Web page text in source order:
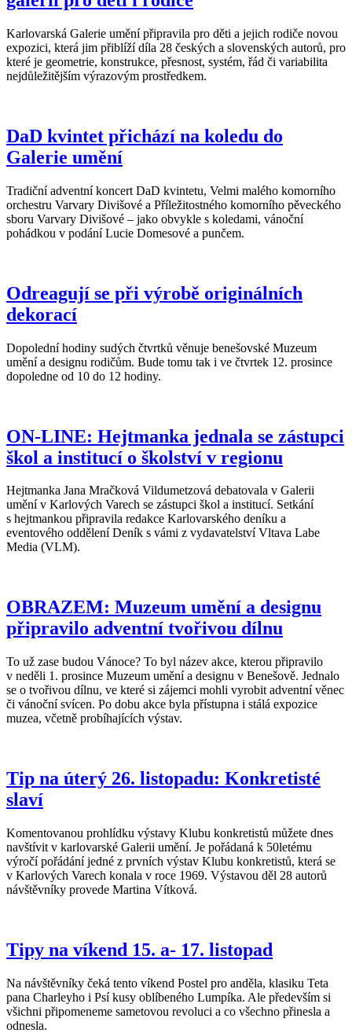
Karlovarská Galerie umění připravila pro děti a jejich rodiče novou
expozici, která jim přiblíží díla 28 českých a slovenských autorů, pro
které je geometrie, konstrukce, přesnost, systém, řád či variabilita
nejdůležitějším výrazovým prostředkem.
DaD kvintet přichází na koledu do
Galerie umění
Tradiční adventní koncert DaD kvintetu, Velmi malého komorního
orchestru Varvary Divišové a Příležitostného komorního pěveckého
sboru Varvary Divišové – jako obvykle s koledami, vánoční
pohádkou v podání Lucie Domesové a punčem.
Odreagují se při výrobě originálních
dekorací
Dopolední hodiny sudých čtvrtků věnuje benešovské Muzeum
umění a designu rodičům. Bude tomu tak i ve čtvrtek 12. prosince
dopoledne od 10 do 12 hodiny.
ON-LINE: Hejtmanka jednala se zástupci
škol a institucí o školství v regionu
Hejtmanka Jana Mračková Vildumetzová debatovala v Galerii
umění v Karlových Varech se zástupci škol a institucí. Setkání
s hejtmankou připravila redakce Karlovarského deníku a
eventového oddělení Deník s vámi z vydavatelství Vltava Labe
Media (VLM).
OBRAZEM: Muzeum umění a designu
připravilo adventní tvořivou dílnu
To už zase budou Vánoce? To byl název akce, kterou připravilo
v neděli 1. prosince Muzeum umění a designu v Benešově. Jednalo
se o tvořivou dílnu, ve které si zájemci mohli vyrobit adventní věnec
či vánoční svícen. Po dobu akce byla přístupna i stálá expozice
muzea, včetně probíhajících výstav.
Tip na úterý 26. listopadu: Konkretisté
slaví
Komentovanou prohlídku výstavy Klubu konkretistů můžete dnes
navštívit v karlovarské Galerii umění. Je pořádaná k 50letému
výročí pořádání jedné z prvních výstav Klubu konkretistů, která se
v Karlových Varech konala v roce 1969. Výstavou děl 28 autorů
návštěvníky provede Martina Vítková.
Tipy na víkend 15. a- 17. listopad
Na návštěvníky čeká tento víkend Postel pro anděla, klasiku Teta
pana Charleyho i Psí kusy oblíbeného Lumpíka. Ale především si
všichni připomeneme sametovou revoluci a co všechno přinesla a
odnesla.